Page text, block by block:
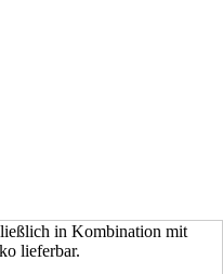
in Kombination mit
lieferbar.